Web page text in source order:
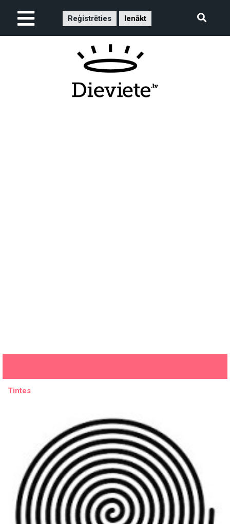
Reģistrēties Ienākt
Tintes